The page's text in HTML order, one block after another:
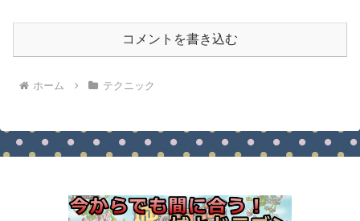
コメントを書き込む
ホーム テクニック